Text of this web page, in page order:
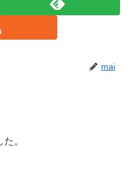
mai
。